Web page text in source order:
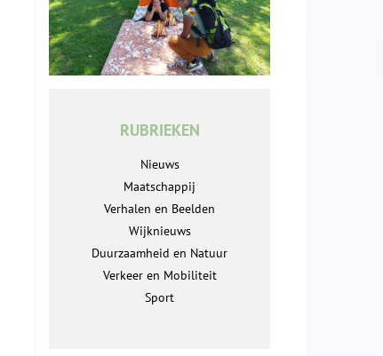
RUBRIEKEN
Nieuws
Maatschappij
Verhalen en Beelden
Wijknieuws
Duurzaamheid en Natuur
Verkeer en Mobiliteit
Sport